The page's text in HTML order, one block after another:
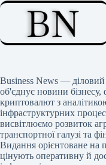
Business News —
об'єднує новини бізнесу,
криптовалют з
інфраструктурних
висвітлюємо розвиток
транспортної галузі та
Видання орієнтоване на
цінують оперативну й